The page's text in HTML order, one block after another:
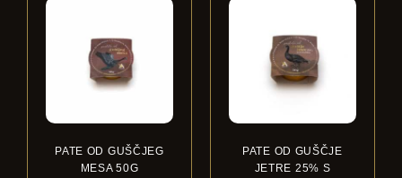
PATE OD GUŠČJEG
MESA 50G
PATE OD GUŠČJE
JETRE 25% S